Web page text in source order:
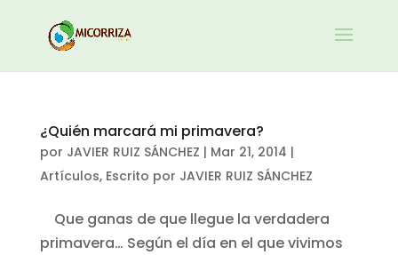
¿Quién marcará mi primavera?
por JAVIER RUIZ SÁNCHEZ | Mar 21, 2014 |
Artículos, Escrito por JAVIER RUIZ SÁNCHEZ
Que ganas de que llegue la verdadera
primavera… Según el día en el que vivimos